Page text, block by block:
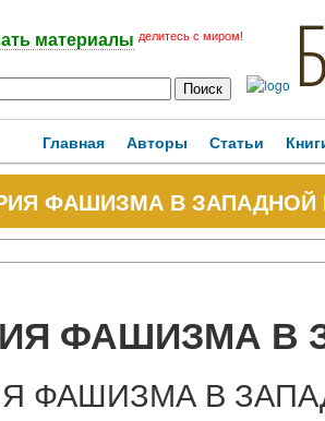
материалы делитесь с миром!
Главная Авторы Статьи
ФАШИЗМА В ЗАПАДНОЙ
ФАШИЗМА В
ФАШИЗМА В